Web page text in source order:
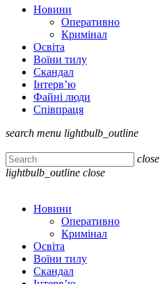
Новини
Оперативно
Кримінал
Освіта
Воїни тилу
Скандал
Інтерв’ю
Файні люди
Співпраця
search menu lightbulb_outline
close
lightbulb_outline close
Новини
Оперативно
Кримінал
Освіта
Воїни тилу
Скандал